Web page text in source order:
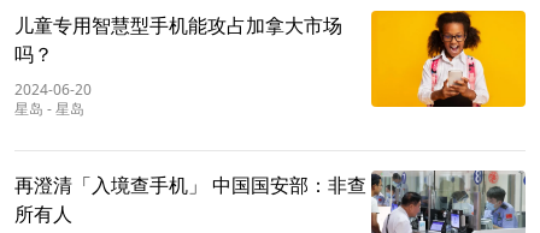
儿童专用智慧型手机能攻占加拿大市场
吗？
2024-06-20
星岛 -星岛
再澄清「入境查手机」 中国国安部：非查
所有人